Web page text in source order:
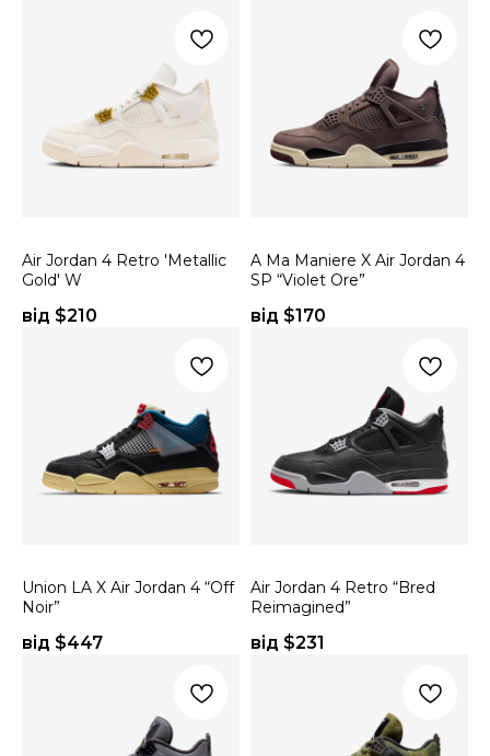
Air Jordan 4 Retro 'Metallic
Gold' W
від $210
A Ma Maniere X Air Jordan 4
SP “Violet Ore”
від $170
Union LA X Air Jordan 4 “Off
Noir”
від $447
Air Jordan 4 Retro “Bred
Reimagined”
від $231